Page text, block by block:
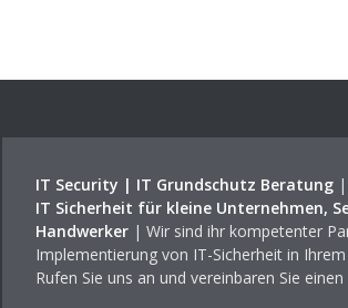
IT Security | IT Grundschutz Beratung|
IT Sicherheit für kleine Unternehmen,
Handwerker| Wir sind ihr kompetenter
Implementierung von IT-Sicherheit in
Rufen Sie uns an und vereinbaren Sie